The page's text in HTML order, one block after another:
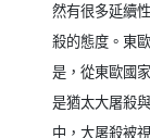
然有很多延續
殺的態度。東
是，從東歐國
是猶太大屠殺
中，大屠殺被